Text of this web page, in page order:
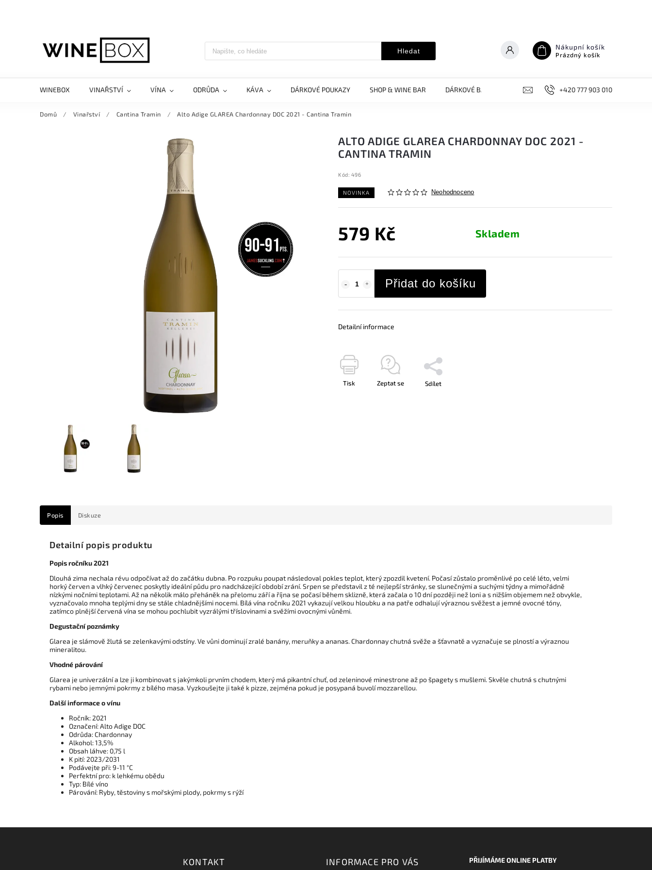
Hledat Nákupní košík
Prázdný košík
WINEBOX VINAŘSTVÍ VÍNA ODRŮDA KÁVA DÁRKOVÉ POUKAZY SHOP & WINE BAR DÁRKOVÉ BALÍČKY NOVINKY, AKCE KONTAKT
+420 777 903 010
Domů / Vinařství / Cantina Tramin / Alto Adige GLAREA Chardonnay DOC 2021 - Cantina Tramin
ALTO ADIGE GLAREA CHARDONNAY DOC 2021 -
CANTINA TRAMIN
Kód: 496
NOVINKA Neohodnoceno
579 Kč Skladem
Přidat do košíku
Detailní informace
Tisk Zeptat se Sdílet
Popis Diskuze
Detailní popis produktu
Popis ročníku 2021
Dlouhá zima nechala révu odpočívat až do začátku dubna. Po rozpuku poupat následoval pokles teplot, který zpozdil kvetení. Počasí zůstalo proměnlivé po celé léto, velmi
horký červen a vlhký červenec poskytly ideální půdu pro nadcházející období zrání. Srpen se představil z té nejlepší stránky, se slunečnými a suchými týdny a mimořádně
nízkými nočními teplotami. Až na několik málo přeháněk na přelomu září a října se počasí během sklizně, která začala o 10 dní později než loni a s nižším objemem než obvykle,
vyznačovalo mnoha teplými dny se stále chladnějšími nocemi. Bílá vína ročníku 2021 vykazují velkou hloubku a na patře odhalují výraznou svěžest a jemné ovocné tóny,
zatímco plnější červená vína se mohou pochlubit vyzrálými tříslovinami a svěžími ovocnými vůněmi.
Degustační poznámky
Glarea je slámově žlutá se zelenkavými odstíny. Ve vůni dominují zralé banány, meruňky a ananas. Chardonnay chutná svěže a šťavnatě a vyznačuje se plností a výraznou
mineralitou.
Vhodné párování
Glarea je univerzální a lze ji kombinovat s jakýmkoli prvním chodem, který má pikantní chuť, od zeleninové minestrone až po špagety s mušlemi. Skvěle chutná s chutnými
rybami nebo jemnými pokrmy z bílého masa. Vyzkoušejte ji také k pizze, zejména pokud je posypaná buvolí mozzarellou.
Další informace o vínu
Ročník: 2021
Označení: Alto Adige DOC
Odrůda: Chardonnay
Alkohol: 13,5%
Obsah láhve: 0,75 l
K pití: 2023/2031
Podávejte při: 9-11 °C
Perfektní pro: k lehkému obědu
Typ: Bílé víno
Párování: Ryby, těstoviny s mořskými plody, pokrmy s rýží
KONTAKT INFORMACE PRO VÁS PŘIJÍMÁME ONLINE PLATBY